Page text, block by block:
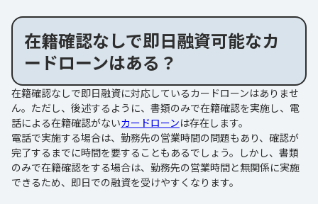
在籍確認なしで即日融資可能なカ
ードローンはある？
在籍確認なしで即日融資に対応しているカードローンはありませ
ん。ただし、後述するように、書類のみで在籍確認を実施し、電
話による在籍確認がないカードローンは存在します。
電話で実施する場合は、勤務先の営業時間の問題もあり、確認が
完了するまでに時間を要することもあるでしょう。しかし、書類
のみで在籍確認をする場合は、勤務先の営業時間と無関係に実施
できるため、即日での融資を受けやすくなります。